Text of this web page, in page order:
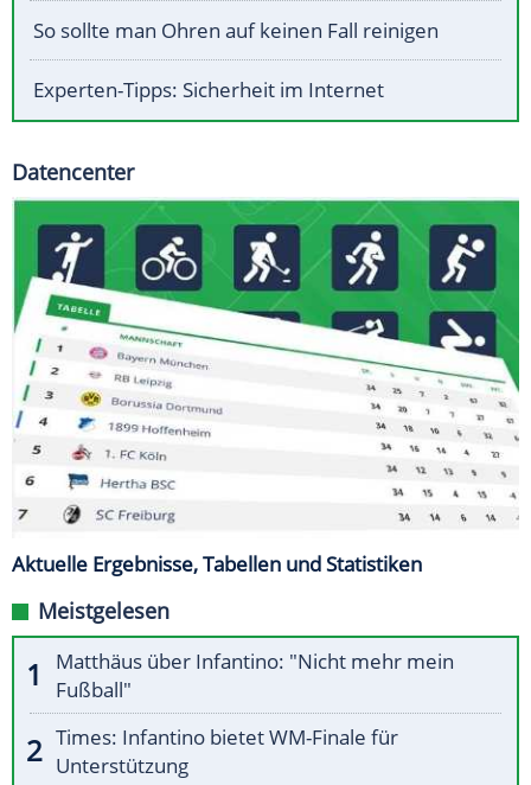
So sollte man Ohren auf keinen Fall reinigen
Experten-Tipps: Sicherheit im Internet
Datencenter
Aktuelle Ergebnisse, Tabellen und Statistiken
Meistgelesen
Matthäus über Infantino: "Nicht mehr mein
Fußball"
Times: Infantino bietet WM-Finale für
Unterstützung